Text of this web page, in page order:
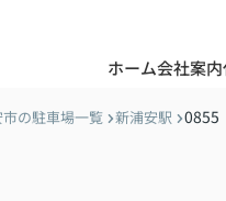
ホーム会社案内
の駐車場一覧 新浦安駅 0855